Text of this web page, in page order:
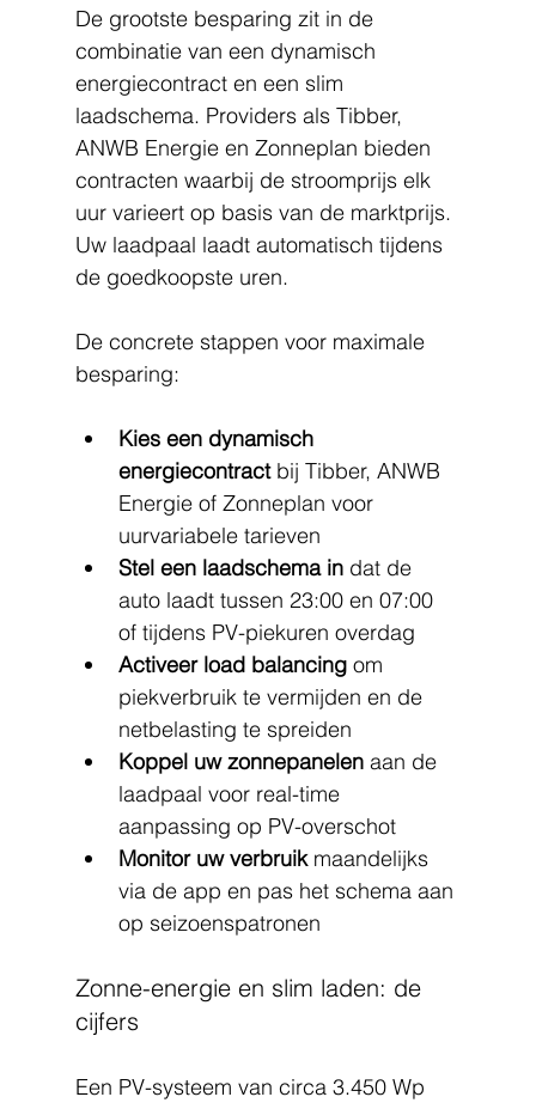
De grootste besparing zit in de
combinatie van een dynamisch
energiecontract en een slim
laadschema. Providers als Tibber,
ANWB Energie en Zonneplan bieden
contracten waarbij de stroomprijs elk
uur varieert op basis van de marktprijs.
Uw laadpaal laadt automatisch tijdens
de goedkoopste uren.
De concrete stappen voor maximale
besparing:
Kies een dynamisch
energiecontract bij Tibber, ANWB
Energie of Zonneplan voor
uurvariabele tarieven
Stel een laadschema in dat de
auto laadt tussen 23:00 en 07:00
of tijdens PV-piekuren overdag
Activeer load balancing om
piekverbruik te vermijden en de
netbelasting te spreiden
Koppel uw zonnepanelen aan de
laadpaal voor real-time
aanpassing op PV-overschot
Monitor uw verbruik maandelijks
via de app en pas het schema aan
op seizoenspatronen
Zonne-energie en slim laden: de
cijfers
Een PV-systeem van circa 3.450 Wp